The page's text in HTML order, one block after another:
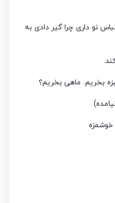
نو داری چرا گیر دادی به
بخریم. ماهی بخریم؟